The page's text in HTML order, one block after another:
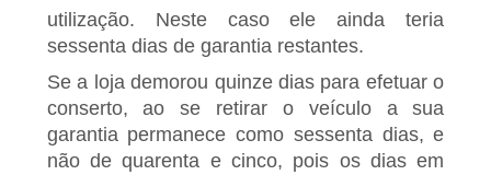
utilização. Neste caso ele ainda teria
sessenta dias de garantia restantes.
Se a loja demorou quinze dias para efetuar o
conserto, ao se retirar o veículo a sua
garantia permanece como sessenta dias, e
não de quarenta e cinco, pois os dias em